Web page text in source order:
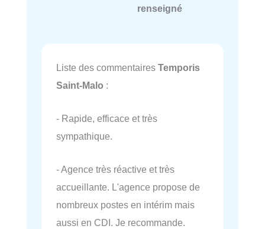
renseigné
Liste des commentaires Temporis
Saint-Malo :
- Rapide, efficace et très
sympathique.
- Agence très réactive et très
accueillante. L'agence propose de
nombreux postes en intérim mais
aussi en CDI. Je recommande.